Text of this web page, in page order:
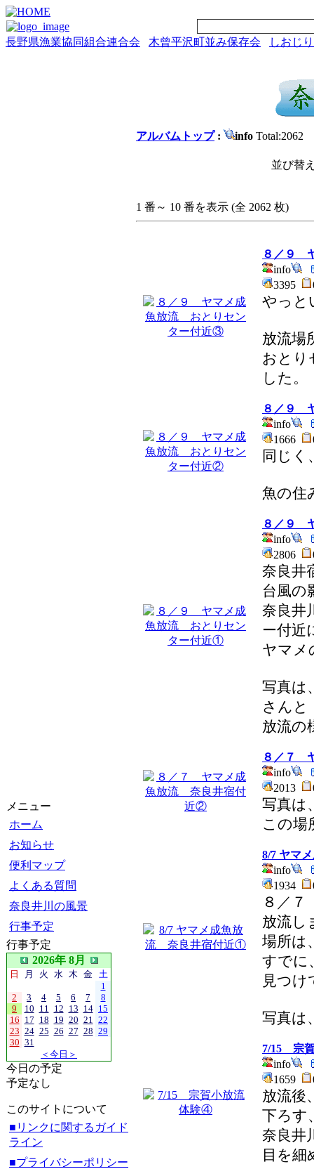
長野県漁業協同組合連合会 木曾平沢町並み保存会 しおじ
メニュー
ホーム
お知らせ
便利マップ
よくある質問
奈良井川の風景
行事予定
行事予定
2026年 8月
日 月 火 水 木 金 土
1
2
3 4 5 6 7
8
9
10 11 12 13 14 15
16 17 18 19 20 21 22
23 24 25 26 27 28 29
30 31
＜今日＞
今日の予定
予定なし
このサイトについて
■リンクに関するガイド
ライン
■プライバシーポリシー
アルバムトップ: info Total:2062
並び替
1 番～ 10 番を表示 (全 2062 枚)
８／９
info
3395
やっと
放流場
おとり
した。
８／９
info
1666
同じく
魚の住
８／９
info
2806
奈良井
台風の
奈良井
ー付近
ヤマメ
写真は
さんと
放流の
８／７
info
2013
写真は
この場
8/7 ヤマ
info
1934
８／７
放流し
場所は
すでに
見つけ
写真は
7/15 宗
info
1659
放流後
下ろす
奈良井
目を細